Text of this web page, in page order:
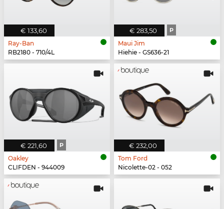
€ 133,60
Ray-Ban
RB2180 - 710/4L
€ 283,50 P
Maui Jim
Hiehie - GS636-21
€ 221,60 P
Oakley
CLIFDEN - 944009
€ 232,00
Tom Ford
Nicolette-02 - 052